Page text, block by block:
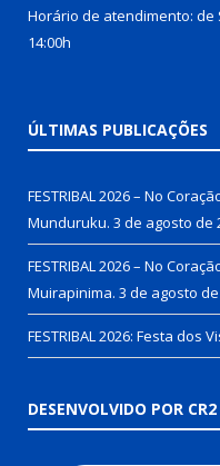
Horário de atendimento: de
14:00h
ÚLTIMAS PUBLICAÇÕES
FESTRIBAL 2026 – No
Munduruku. 3 de agosto de
FESTRIBAL 2026 – No
Muirapinima. 3 de agosto
FESTRIBAL 2026: Festa dos
DESENVOLVIDO POR CR2